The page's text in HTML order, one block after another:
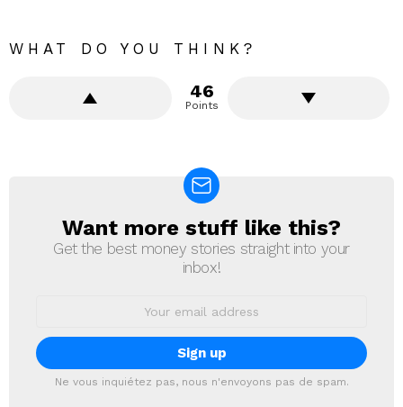
WHAT DO YOU THINK?
46
Points
NEWSLETTER
Want more stuff like this?
Get the best money stories straight into your
inbox!
Ne vous inquiétez pas, nous n'envoyons pas de spam.